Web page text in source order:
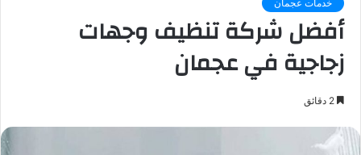
خدمات عجمان
أفضل شركة تنظيف وجهات
زجاجية في عجمان